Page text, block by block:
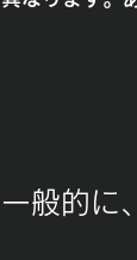
一般的に